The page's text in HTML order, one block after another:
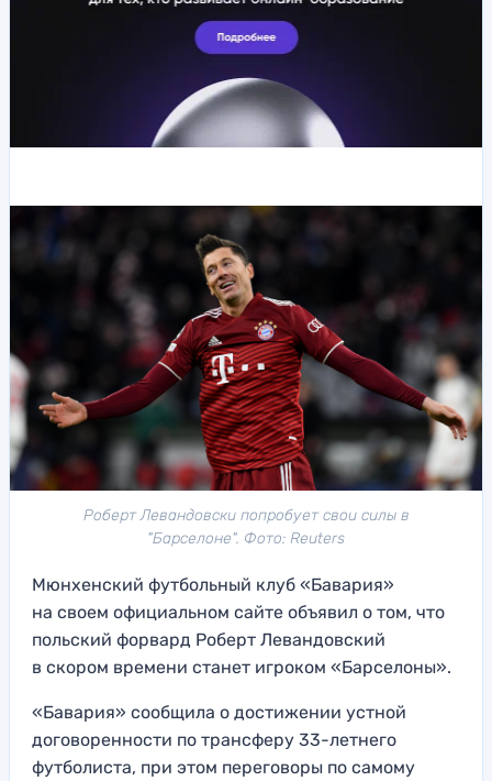
Роберт Левандовски попробует свои силы в
"Барселоне". Фото: Reuters
Мюнхенский футбольный клуб «Бавария»
на своем официальном сайте объявил о том, что
польский форвард Роберт Левандовский
в скором времени станет игроком «Барселоны».
«Бавария» сообщила о достижении устной
договоренности по трансферу 33-летнего
футболиста, при этом переговоры по самому